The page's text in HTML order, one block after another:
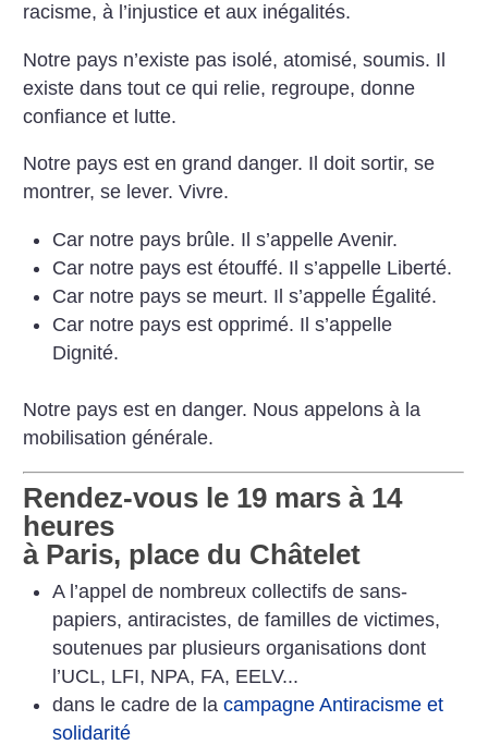
racisme, à l’injustice et aux inégalités.
Notre pays n’existe pas isolé, atomisé, soumis. Il
existe dans tout ce qui relie, regroupe, donne
confiance et lutte.
Notre pays est en grand danger. Il doit sortir, se
montrer, se lever. Vivre.
Car notre pays brûle. Il s’appelle Avenir.
Car notre pays est étouffé. Il s’appelle Liberté.
Car notre pays se meurt. Il s’appelle Égalité.
Car notre pays est opprimé. Il s’appelle
Dignité.
Notre pays est en danger. Nous appelons à la
mobilisation générale.
Rendez-vous le 19 mars à 14
heures
à Paris, place du Châtelet
A l’appel de nombreux collectifs de sans-
papiers, antiracistes, de familles de victimes,
soutenues par plusieurs organisations dont
l’UCL, LFI, NPA, FA, EELV...
dans le cadre de la campagne Antiracisme et
solidarité